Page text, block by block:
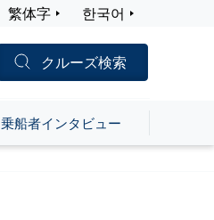
繁体字 한국어
クルーズ検索
乗船者インタビュー